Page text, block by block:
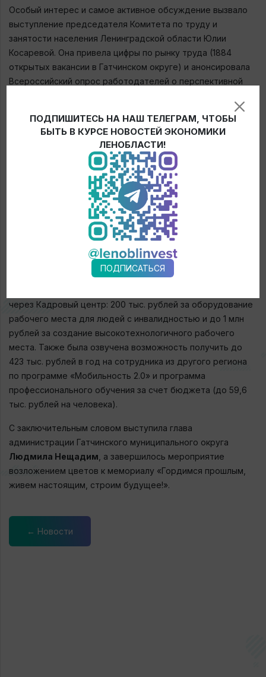
Особый интерес и самое активное обсуждение вызвало
выступление председателя Комитета по труду и
занятости населения Ленинградской области Юлии
Косаревой. Она привела цифры по рынку труда (1884
открытых вакансии в Гатчинском округе) и анонсировала
Всероссийский опрос работодателей о перспективной
контрольные цифры приема в учебные заведения. Кроме
того, Юлия Косарева рассказала о субсидии в размере 1
млн рублей на трудоустройство участников СВО с
инвалидностью, которая способна стать для
предприятия надежной инвестицией в стабильность
кадров. Еще одна мера поддержки – субсидия до 500
тыс. рублей на создание рабочего места для людей с
инвалидностью. Также в Ленобласти доступны выплаты в
размере 3–6 МРОТ за наем отдельных категорий
работников и субсидия на компенсацию 50% от
фактических затрат на зарплату.
Светлана Москонен, директор Гатчинского филиала ГКУ
через Кадровый центр: 200 тыс. рублей за оборудование
рабочего места для людей с инвалидностью и до 1 млн
рублей за создание высокотехнологичного рабочего
места. Также была озвучена возможность получить до
423 тыс. рублей в год на сотрудника из другого региона
по программе «Мобильность 2.0» и программа
профессионального обучения за счет бюджета (до 59,6
тыс. рублей на человека).
С заключительным словом выступила глава
администрации Гатчинского муниципального округа
Людмила Нещадим , а завершилось мероприятие
возложением цветов к мемориалу «Гордимся прошлым,
живем настоящим, строим будущее!».
← Новости
ПОДПИШИТЕСЬ НА НАШ ТЕЛЕГРАМ, ЧТОБЫ
БЫТЬ В КУРСЕ НОВОСТЕЙ ЭКОНОМИКИ
ЛЕНОБЛАСТИ!
ПОДПИСАТЬСЯ